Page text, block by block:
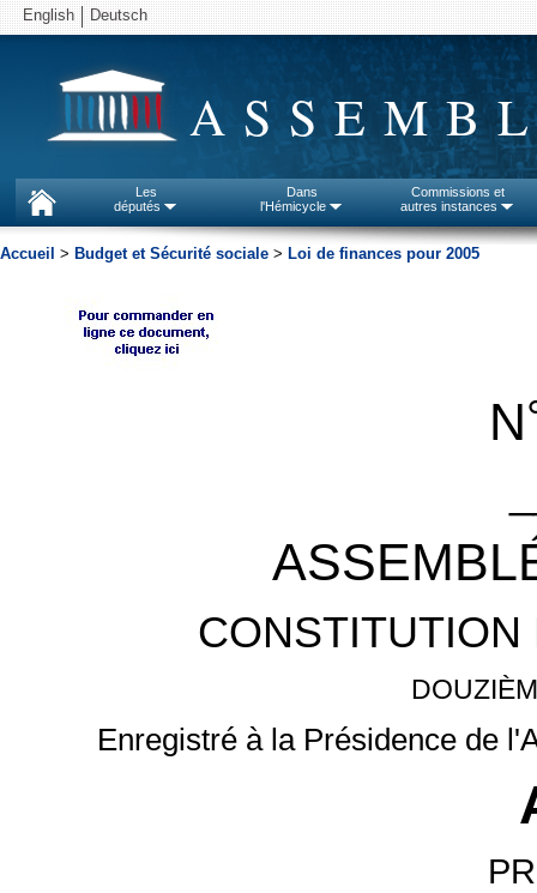
English Deutsch
Les
députés
Dans
l'Hémicycle
Commissions et
autres instances
Accueil > Budget et Sécurité sociale > Loi de finances pour 2005
N
Enregistré à la Présidence de